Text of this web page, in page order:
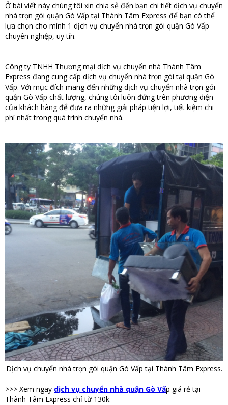
Ở bài viết này chúng tôi xin chia sẻ đến bạn chi tiết dịch vụ chuyển
nhà trọn gói quận Gò Vấp tại Thành Tâm Express để bạn có thể
lựa chọn cho mình 1 dịch vụ chuyển nhà trọn gói quận Gò Vấp
chuyên nghiệp, uy tín.
Công ty TNHH Thương mại dịch vụ chuyển nhà Thành Tâm
Express đang cung cấp dịch vụ chuyển nhà trọn gói tại quận Gò
Vấp. Với mục đích mang đến những dịch vụ chuyển nhà trọn gói
quận Gò Vấp chất lượng, chúng tôi luôn đứng trên phương diện
của khách hàng để đưa ra những giải pháp tiện lợi, tiết kiệm chi
phí nhất trong quá trình chuyển nhà.
Dịch vụ chuyển nhà trọn gói quận Gò Vấp tại Thành Tâm Express.
>>> Xem ngay dịch vụ chuyển nhà quận Gò Vấp giá rẻ tại
Thành Tâm Express chỉ từ 130k.